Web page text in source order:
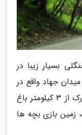
بسیار زیبا در
66 هکتار در میدان جهاد واقع در
منطقه 19 تهران قرار گرفته است. این پارک از 3 کیلومتر باغ
زمین بازی بچه ها